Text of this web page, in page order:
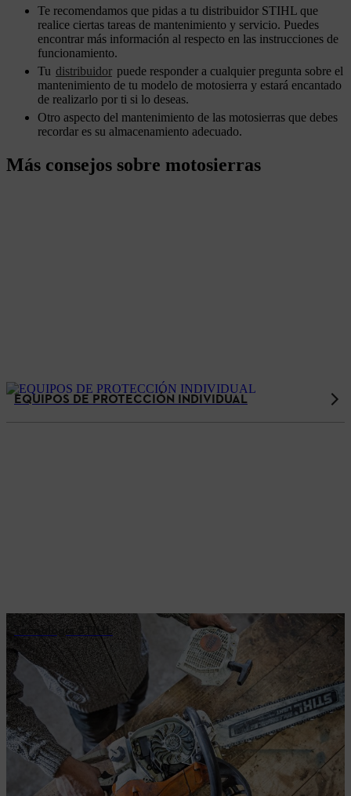
Te recomendamos que pidas a tu distribuidor STIHL que
realice ciertas tareas de mantenimiento y servicio. Puedes
encontrar más información al respecto en las instrucciones de
funcionamiento.
Tu distribuidor puede responder a cualquier pregunta sobre el
mantenimiento de tu modelo de motosierra y estará encantado
de realizarlo por ti si lo deseas.
Otro aspecto del mantenimiento de las motosierras que debes
recordar es su almacenamiento adecuado.
Más consejos sobre motosierras
EQUIPOS DE PROTECCIÓN INDIVIDUAL
Tecnología STIHL